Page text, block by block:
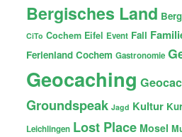
Bergisches Land
CiTo Cochem Eifel Event Fail
Ferienland Cochem Gastronomie
Geocaching
Groundspeak Jagd Kultur
Leichlingen Lost Place Mosel